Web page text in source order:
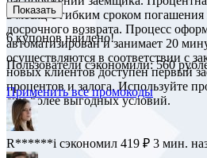
в месяц с гибким сроком
досрочного возврата. Процесс
автоматизирован и занимает 20
осуществляются в соответствии с
новых клиентов доступен первый
процентов и залога. Используйте
еще более выгодных условий.
Показать
6купонов найдено!
Пользователи сэкономили: 560
Применить все промокоды
V***g сэкономил 951 ₽ 1 мин. назад